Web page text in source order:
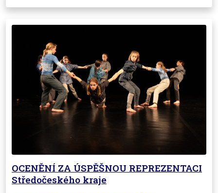
OCENĚNÍ ZA ÚSPĚŠNOU REPREZENTACI
Středočeského kraje